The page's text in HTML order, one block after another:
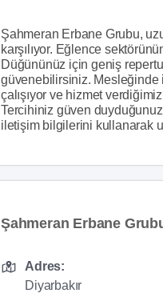
Şahmeran Erbane Grubu,
karşılıyor. Eğlence
Düğününüz için geniş
güvenebilirsiniz. Mesleğinde
çalışıyor ve hizmet
Tercihiniz güven
iletişim bilgilerini kullanarak
Şahmeran Erbane
Adres:
Diyarbakır